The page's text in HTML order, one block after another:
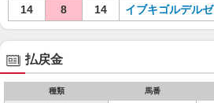
14
8 14 イブキゴルデルゼ
払戻金
種類 馬番